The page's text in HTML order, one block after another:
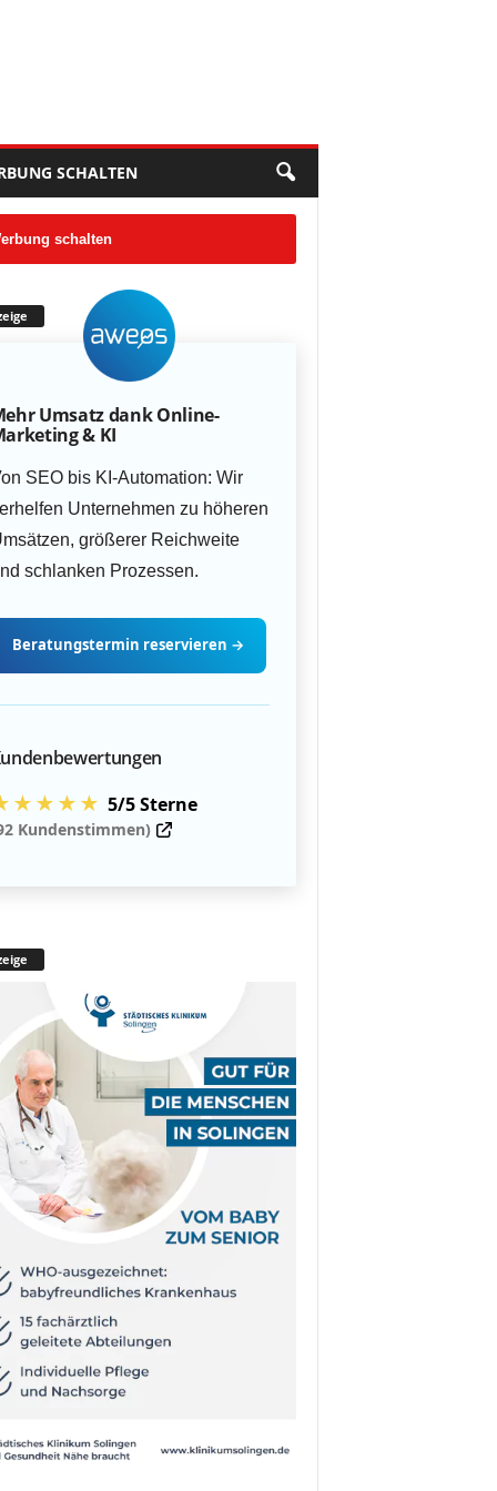
SCHALTEN
schalten
Umsatz dank Online-
& KI
SEO bis KI-Automation: Wir
Unternehmen zu höheren
größerer Reichweite
schlanken Prozessen.
Beratungstermin reservieren →
5/5 Sterne
Kundenstimmen)